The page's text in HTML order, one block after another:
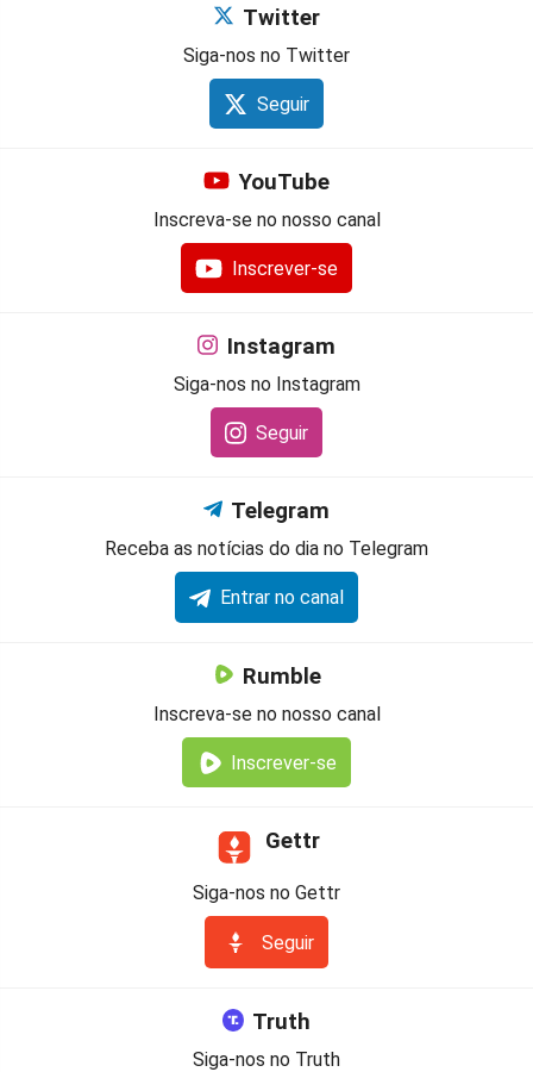
Twitter
Siga-nos no Twitter
Seguir
YouTube
Inscreva-se no nosso canal
Inscrever-se
Instagram
Siga-nos no Instagram
Seguir
Telegram
Receba as notícias do dia no Telegram
Entrar no canal
Rumble
Inscreva-se no nosso canal
Inscrever-se
Gettr
Siga-nos no Gettr
Seguir
Truth
Siga-nos no Truth